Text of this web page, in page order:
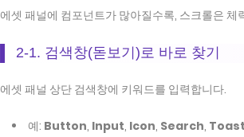
에셋 패널에 컴포넌트가 많아질수록, 스크롤은
2-1. 검색창(돋보기)로 바로 찾기
에셋 패널 상단 검색창에 키워드를 입력합니다.
예: Button, Input, Icon, Search,